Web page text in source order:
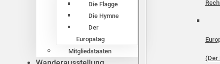
Die Flagge
Die Hymne
Der
Europatag
Mitgliedstaaten
(Der